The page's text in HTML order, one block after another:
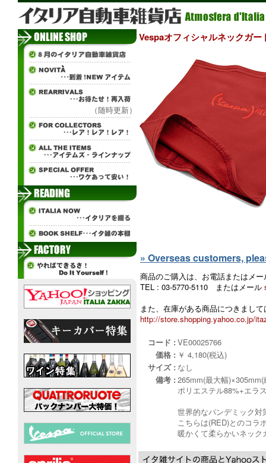
（随時更新）
Vespaオフィシャルネックガー
» Overseas customers,
商品のご購入は、お電話またはメ
TEL : 03-5770-5110 またはメール
また、在庫がある商品につきまし
http://store.shopping.yahoo.co.jp/
コード : VE00025766
価格 : ￥ 4,180(税込)
サイズ : なし
備考 : 265mm(最大幅
ポリエステル88%+エラ
世界的なパンデミック対
こちらは(RED)とのコラ
暖かくて柔らかいネッ